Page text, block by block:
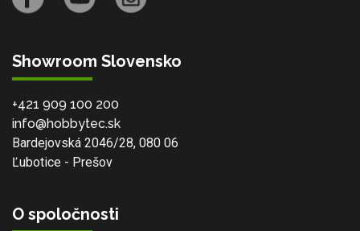
Showroom Slovensko
+421 909 100 200
info@hobbytec.sk
Bardejovská 2046/28, 080 06
Ľubotice - Prešov
O spoločnosti